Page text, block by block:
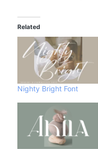
Related
Nighty Bright Font